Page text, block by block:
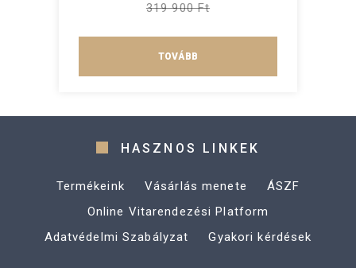
319 900 Ft
TOVÁBB
HASZNOS LINKEK
Termékeink Vásárlás menete
ÁSZF
Online Vitarendezési Platform
Adatvédelmi Szabályzat
Gyakori kérdések